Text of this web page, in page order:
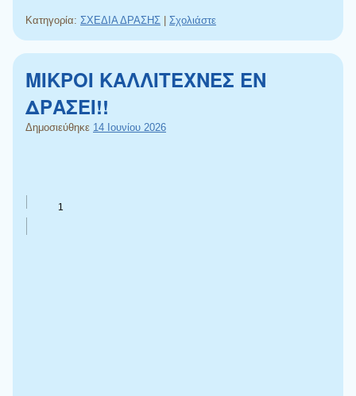
Κατηγορία: ΣΧΕΔΙΑ ΔΡΑΣΗΣ Σχολιάστε
ΜΙΚΡΟΙ ΚΑΛΛΙΤΕΧΝΕΣ ΕΝ
ΔΡΑΣΕΙ!!
Δημοσιεύθηκε 14 Ιουνίου 2026